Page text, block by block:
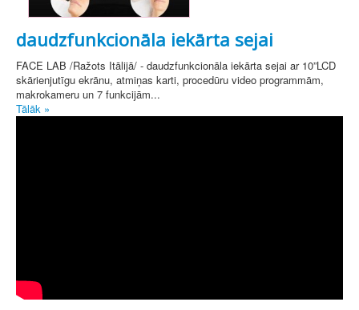
daudzfunkcionāla iekārta sejai
FACE LAB /Ražots Itālijā/ - daudzfunkcionāla iekārta sejai ar 10”LCD
skārienjutīgu ekrānu, atmiņas karti, procedūru video programmām,
makrokameru un 7 funkcijām...
Tālāk »